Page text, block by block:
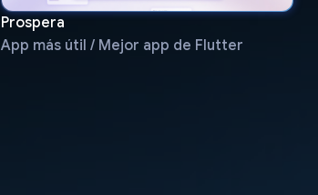
Prospera
App más útil / Mejor app de Flutter